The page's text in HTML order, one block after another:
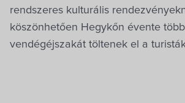
rendszeres kulturális
köszönhetően Hegykőn évente
vendégéjszakát töltenek el a